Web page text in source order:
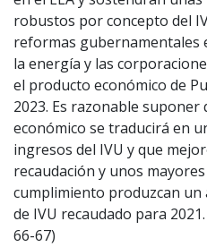
robustos por concepto del
reformas gubernamentales
la energía y las
el producto económico de
2023. Es razonable suponer
económico se traducirá en
ingresos del IVU y que
recaudación y unos
cumplimiento produzcan un
de IVU recaudado para
66-67)